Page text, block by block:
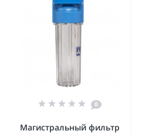
0
Магистральный фильтр